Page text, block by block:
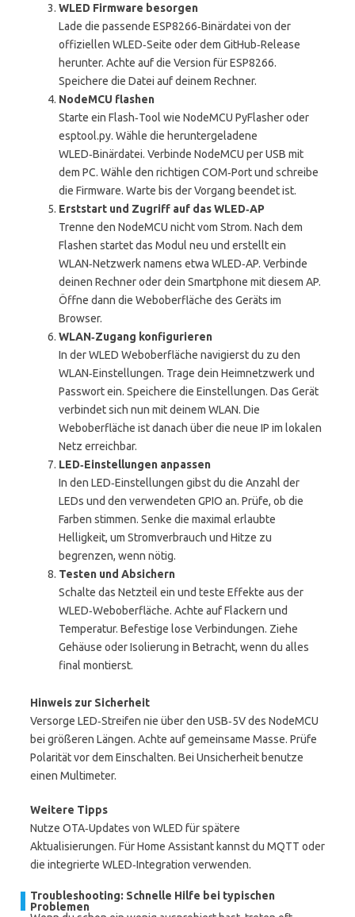
WLED Firmware besorgen
Lade die passende ESP8266‑Binärdatei von der
offiziellen WLED‑Seite oder dem GitHub‑Release
herunter. Achte auf die Version für ESP8266.
Speichere die Datei auf deinem Rechner.
NodeMCU flashen
Starte ein Flash‑Tool wie NodeMCU PyFlasher oder
esptool.py. Wähle die heruntergeladene
WLED‑Binärdatei. Verbinde NodeMCU per USB mit
dem PC. Wähle den richtigen COM‑Port und schreibe
die Firmware. Warte bis der Vorgang beendet ist.
Erststart und Zugriff auf das WLED‑AP
Trenne den NodeMCU nicht vom Strom. Nach dem
Flashen startet das Modul neu und erstellt ein
WLAN‑Netzwerk namens etwa WLED‑AP. Verbinde
deinen Rechner oder dein Smartphone mit diesem AP.
Öffne dann die Weboberfläche des Geräts im
Browser.
WLAN‑Zugang konfigurieren
In der WLED Weboberfläche navigierst du zu den
WLAN‑Einstellungen. Trage dein Heimnetzwerk und
Passwort ein. Speichere die Einstellungen. Das Gerät
verbindet sich nun mit deinem WLAN. Die
Weboberfläche ist danach über die neue IP im lokalen
Netz erreichbar.
LED‑Einstellungen anpassen
In den LED‑Einstellungen gibst du die Anzahl der
LEDs und den verwendeten GPIO an. Prüfe, ob die
Farben stimmen. Senke die maximal erlaubte
Helligkeit, um Stromverbrauch und Hitze zu
begrenzen, wenn nötig.
Testen und Absichern
Schalte das Netzteil ein und teste Effekte aus der
WLED‑Weboberfläche. Achte auf Flackern und
Temperatur. Befestige lose Verbindungen. Ziehe
Gehäuse oder Isolierung in Betracht, wenn du alles
final montierst.
Hinweis zur Sicherheit
Versorge LED‑Streifen nie über den USB‑5V des NodeMCU
bei größeren Längen. Achte auf gemeinsame Masse. Prüfe
Polarität vor dem Einschalten. Bei Unsicherheit benutze
einen Multimeter.
Weitere Tipps
Nutze OTA‑Updates von WLED für spätere
Aktualisierungen. Für Home Assistant kannst du MQTT oder
die integrierte WLED‑Integration verwenden.
Troubleshooting: Schnelle Hilfe bei typischen
Problemen